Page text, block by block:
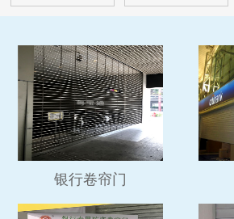
银行卷帘门